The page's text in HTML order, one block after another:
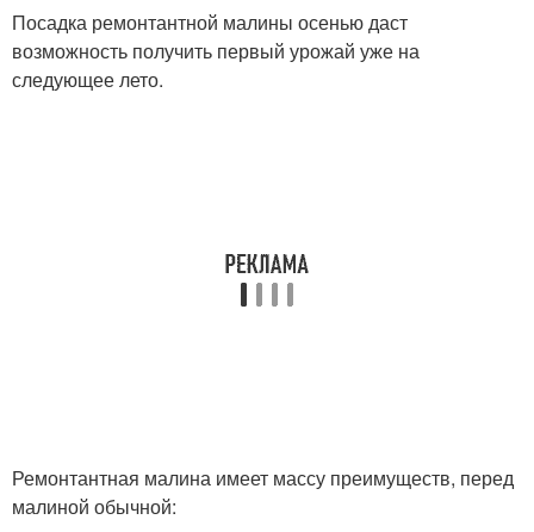
Посадка ремонтантной малины осенью даст
возможность получить первый урожай уже на
следующее лето.
Ремонтантная малина имеет массу преимуществ, перед
малиной обычной: